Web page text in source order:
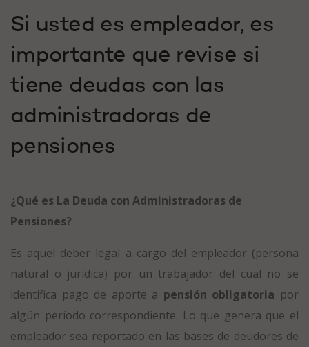
Si usted es empleador, es
importante que revise si
tiene deudas con las
administradoras de
pensiones
¿Qué es La Deuda con Administradoras de
Pensiones?
Es aquel deber legal a cargo del empleador (persona
natural o jurídica) por un trabajador del cual no se
identifica pago de aporte a pensión obligatoria por
algún período correspondiente. Lo que genera que el
empleador sea reportado en las bases de deudores de